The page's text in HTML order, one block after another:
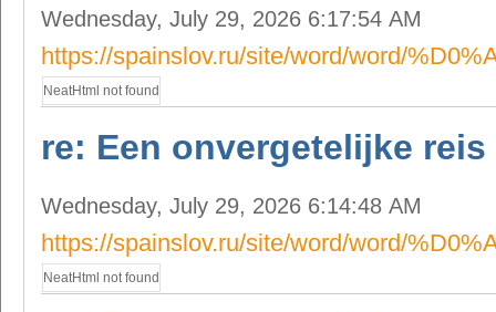
Wednesday, July 29, 2026 6:17:54 AM
https://spainslov.ru/site/word/word/
NeatHtml not found
re: Een onvergetelijke reis
Wednesday, July 29, 2026 6:14:48 AM
https://spainslov.ru/site/word/word/
NeatHtml not found